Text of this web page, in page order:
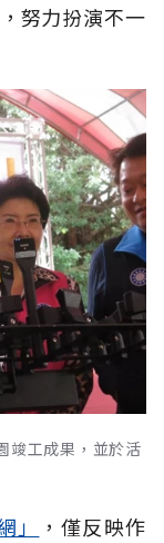
努力扮演不一
竣工成果，並於活
」
，僅反映作